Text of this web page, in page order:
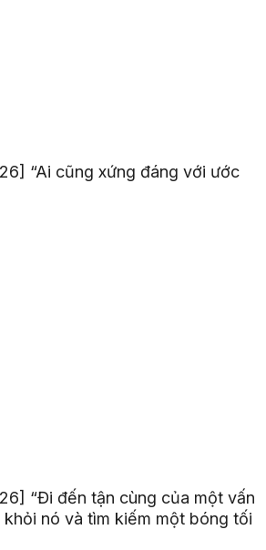
“Ai cũng xứng đáng với ước
“Đi đến tận cùng của một vấn
nó và tìm kiếm một bóng tối